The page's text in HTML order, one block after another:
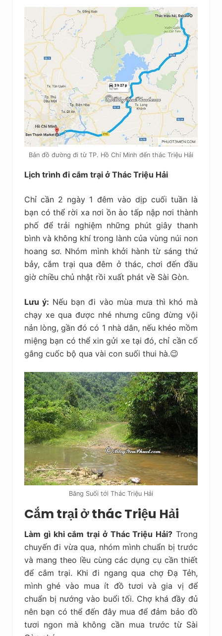
Bản đồ đường đi từ TP. Hồ Chí Minh đến thác Triệu Hải
Lịch trình đi cắm trại ở Thác Triệu Hải
Chỉ cần 2 ngày 1 đêm vào dịp cuối tuần là
bạn có thể rời xa nơi ồn ào tấp nập nơi thành
phố để trải nghiệm những phút giây thanh
bình và không khí trong lành của vùng núi non
hoang sơ. Nhóm mình khởi hành từ sáng thứ
bảy, cắm trại qua đêm ở thác, chơi đến đầu
giờ chiều chủ nhật rồi xuất phát về Sài Gòn.
Lưu ý: Nếu bạn đi vào mùa mưa thì khó mà
chạy xe qua được nhé nhưng cũng đừng vội
nản lòng, gần đó có 1 nhà dân, nếu khéo mồm
miệng bạn có thể xin gửi xe tại đó, chỉ cần cố
gắng cuốc bộ qua vài con suối thui hà.😉
Băng Suối tới Thác Triệu Hải
Cắm trại ở thác Triệu Hải
Làm gì khi cắm trại ở Thác Triệu Hải? Trong
chuyến đi vừa qua, nhóm mình chuẩn bị trước
và mang theo lều cùng các dụng cụ cần thiết
để cắm trại. Khi đi ngang qua chợ Đạ Tẻh,
mình ghé vào mua ít đồ tươi và gia vị để
chuẩn bị nướng vào buổi tối. Chợ khá đầy đủ
nên bạn có thể đến đây mua để đảm bảo đồ
tươi ngon mà không cần mua trước từ Sài